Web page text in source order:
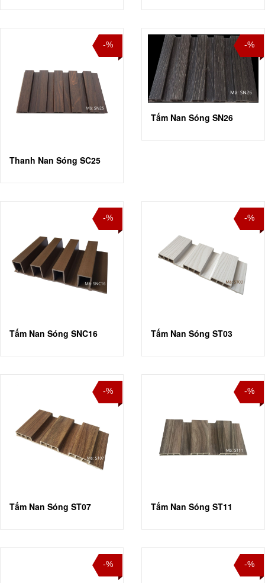
-%
Thanh Nan Sóng SC25
-%
Tấm Nan Sóng SN26
-%
Tấm Nan Sóng SNC16
-%
Tấm Nan Sóng ST03
-%
Tấm Nan Sóng ST07
-%
Tấm Nan Sóng ST11
-% -%